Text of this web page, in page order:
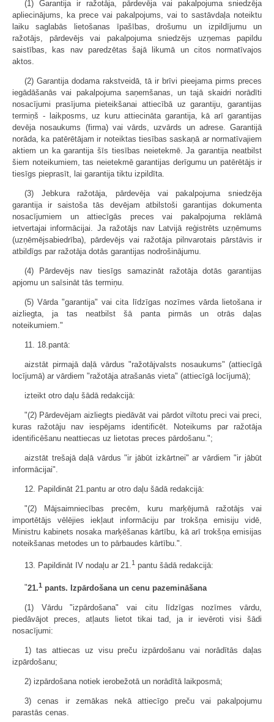
(1) Garantija ir ražotāja, pārdevēja vai pakalpojuma sniedzēja
apliecinājums, ka prece vai pakalpojums, vai to sastāvdaļa noteiktu
laiku saglabās lietošanas īpašības, drošumu un izpildījumu un
ražotājs, pārdevējs vai pakalpojuma sniedzējs uzņemas papildu
saistības, kas nav paredzētas šajā likumā un citos normatīvajos
aktos.
(2) Garantija dodama rakstveidā, tā ir brīvi pieejama pirms preces
iegādāšanās vai pakalpojuma saņemšanas, un tajā skaidri norādīti
nosacījumi prasījuma pieteikšanai attiecībā uz garantiju, garantijas
termiņš - laikposms, uz kuru attiecināta garantija, kā arī garantijas
devēja nosaukums (firma) vai vārds, uzvārds un adrese. Garantijā
norāda, ka patērētājam ir noteiktas tiesības saskaņā ar normatīvajiem
aktiem un ka garantija šīs tiesības neietekmē. Ja garantija neatbilst
šiem noteikumiem, tas neietekmē garantijas derīgumu un patērētājs ir
tiesīgs pieprasīt, lai garantija tiktu izpildīta.
(3) Jebkura ražotāja, pārdevēja vai pakalpojuma sniedzēja
garantija ir saistoša tās devējam atbilstoši garantijas dokumenta
nosacījumiem un attiecīgās preces vai pakalpojuma reklāmā
ietvertajai informācijai. Ja ražotājs nav Latvijā reģistrēts uzņēmums
(uzņēmējsabiedrība), pārdevējs vai ražotāja pilnvarotais pārstāvis ir
atbildīgs par ražotāja dotās garantijas nodrošinājumu.
(4) Pārdevējs nav tiesīgs samazināt ražotāja dotās garantijas
apjomu un saīsināt tās termiņu.
(5) Vārda "garantija" vai cita līdzīgas nozīmes vārda lietošana ir
aizliegta, ja tas neatbilst šā panta pirmās un otrās daļas
noteikumiem."
11. 18.pantā:
aizstāt pirmajā daļā vārdus "ražotājvalsts nosaukums" (attiecīgā
locījumā) ar vārdiem "ražotāja atrašanās vieta" (attiecīgā locījumā);
izteikt otro daļu šādā redakcijā:
"(2) Pārdevējam aizliegts piedāvāt vai pārdot viltotu preci vai preci,
kuras ražotāju nav iespējams identificēt. Noteikums par ražotāja
identificēšanu neattiecas uz lietotas preces pārdošanu.";
aizstāt trešajā daļā vārdus "ir jābūt izkārtnei" ar vārdiem "ir jābūt
informācijai".
12. Papildināt 21.pantu ar otro daļu šādā redakcijā:
"(2) Mājsaimniecības precēm, kuru marķējumā ražotājs vai
importētājs vēlējies iekļaut informāciju par trokšņa emisiju vidē,
Ministru kabinets nosaka marķēšanas kārtību, kā arī trokšņa emisijas
noteikšanas metodes un to pārbaudes kārtību.".
13. Papildināt IV nodaļu ar 21.1 pantu šādā redakcijā:
"21.1 pants. Izpārdošana un cenu pazemināšana
(1) Vārdu "izpārdošana" vai citu līdzīgas nozīmes vārdu,
piedāvājot preces, atļauts lietot tikai tad, ja ir ievēroti visi šādi
nosacījumi:
1) tas attiecas uz visu preču izpārdošanu vai norādītās daļas
izpārdošanu;
2) izpārdošana notiek ierobežotā un norādītā laikposmā;
3) cenas ir zemākas nekā attiecīgo preču vai pakalpojumu
parastās cenas.